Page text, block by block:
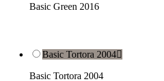
Basic Green 2016
Basic Tortora 2004
Basic Tortora 2004